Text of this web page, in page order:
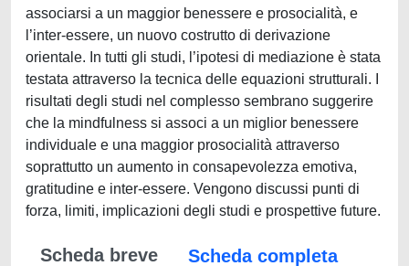
associarsi a un maggior benessere e prosocialità, e
l’inter-essere, un nuovo costrutto di derivazione
orientale. In tutti gli studi, l’ipotesi di mediazione è stata
testata attraverso la tecnica delle equazioni strutturali. I
risultati degli studi nel complesso sembrano suggerire
che la mindfulness si associ a un miglior benessere
individuale e una maggior prosocialità attraverso
soprattutto un aumento in consapevolezza emotiva,
gratitudine e inter-essere. Vengono discussi punti di
forza, limiti, implicazioni degli studi e prospettive future.
Scheda breve
Scheda completa